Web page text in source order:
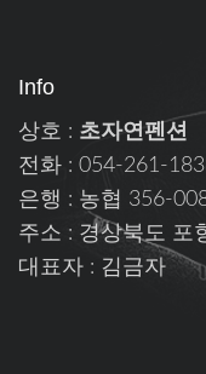
Info
상호 : 초자연펜션
전화 : 054-261-
은행 : 농협 356-
주소 : 경상북도 포
대표자 : 김금자